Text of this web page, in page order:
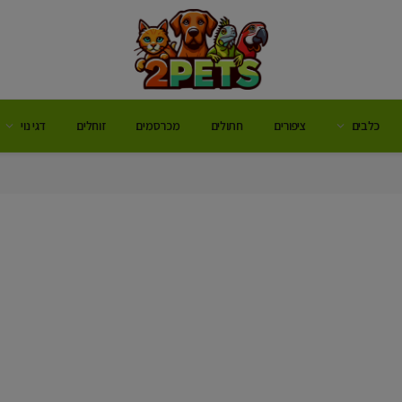
כלבים ציפורים חתולים מכרסמים זוחלים דגי נוי